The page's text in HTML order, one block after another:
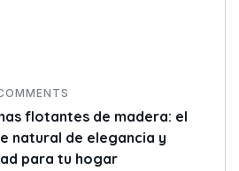
flotantes de madera: el
natural de elegancia y
para tu hogar